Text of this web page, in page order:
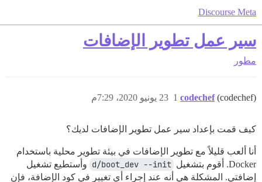
Discourse Meta
سير عمل تطوير الإضافات
مطور
codechef (codechef) 23 يونيو 2020، 7:29م 1
كيف قمت بإعداد سير عمل تطوير الإضافات لديك؟
أنا ألعب قليلاً مع تطوير الإضافات في بيئة تطوير محلية باستخدام
Docker. أقوم بتشغيل
d/boot_dev --init وأستطيع تشغيل
إضافتي. المشكلة هي أنه عند إجراء أي تغيير في كود الإضافة، فإن